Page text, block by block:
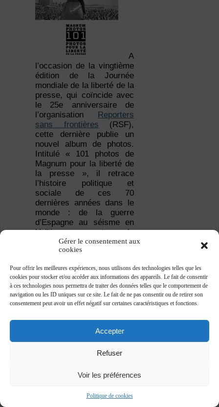
Gérer le consentement aux
cookies
Pour offrir les meilleures expériences, nous utilisons des technologies telles que les
cookies pour stocker et/ou accéder aux informations des appareils. Le fait de consentir
à ces technologies nous permettra de traiter des données telles que le comportement de
navigation ou les ID uniques sur ce site. Le fait de ne pas consentir ou de retirer son
consentement peut avoir un effet négatif sur certaines caractéristiques et fonctions.
Accepter
Refuser
Voir les préférences
Politique de cookies
A
l’occasion de la vingtième
édition de la Journée
mondiale de la liberté de la
presse, qui coïncide avec
le 25e anniversaire de
l’organisation
Reporters
sans frontières (RSF),
cette dernière publie un
nouvel album de photos.
Intitulé « 101 photos de
Magnum pour la liberté de
la presse », il retrace
l’histoire politique et
sociale de ces 70
dernières années dans le
monde : de la guerre
d’Espagne au séisme en
Haïti, en passant par la
chute du mur de Berlin. La
sélection d’images est
agence Magnum, qui fut
fondée en 1947 par Henri
Cartier-Bresson, Robert
Capa, George Rodger et
Les bénéfices de la vente
de cet ouvrage (144 pp.,
9,90€) seront utilisés par
l’organisation pour
www.rsf.org